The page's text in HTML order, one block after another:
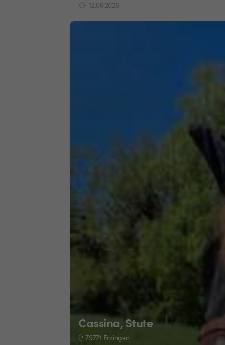
12.06.2026
Cassina, Stute
79771 Erzingen